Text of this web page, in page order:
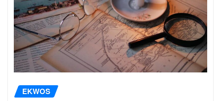
EKWOS